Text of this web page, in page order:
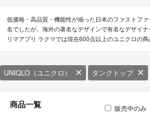
低価格・高品質・機能性が揃った日本のファストフ
名でしたが、海外の著名なデザインで有名なデザイ
リマアプリ ラクマでは現在600点以上のユニクロの商
UNIQLO（ユニクロ） タンクトップ
商品一覧 販売中のみ